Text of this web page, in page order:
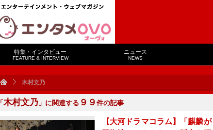
特集・インタビュー
FEATURE & INTERVIEW
ニュース
NEWS
木村文乃
「木村文乃 」に関連する ９９件の記事
【大河ドラマコラム】「麒麟